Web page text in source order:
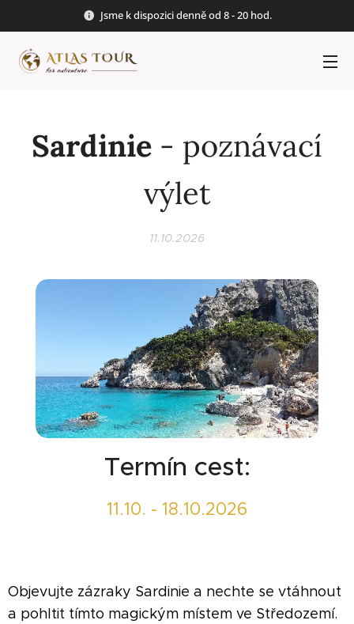
Jsme k dispozici denně od 8 - 20 hod.
Sardinie - poznávací
výlet
11.10.2026
Termín cest:
11.10. - 18.10.2026
Objevujte zázraky Sardinie a nechte se vtáhnout
a pohltit tímto magickým místem ve Středozemí.